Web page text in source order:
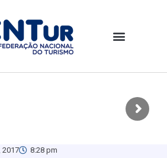
2017 8:28 pm